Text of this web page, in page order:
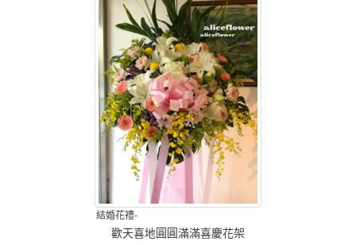
結婚花禮-
歡天喜地圓圓滿滿喜慶花架